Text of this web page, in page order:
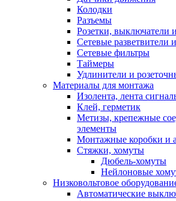
Колодки
Разъемы
Розетки, выключатели
Сетевые разветвители
Сетевые фильтры
Таймеры
Удлинители и
Материалы для монтажа
Изолента, лента
Клей, герметик
Метизы, крепежные
элементы
Монтажные коробки и
Стяжки, хомуты
Дюбель-хомуты
Нейлоновые
Низковольтовое
Автоматические